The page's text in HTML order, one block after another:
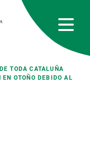
TODA CATALUÑA
OTOÑO DEBIDO AL